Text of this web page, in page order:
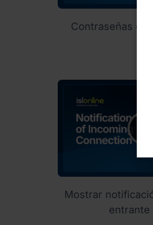
Contraseñas de
Mostrar
entrante